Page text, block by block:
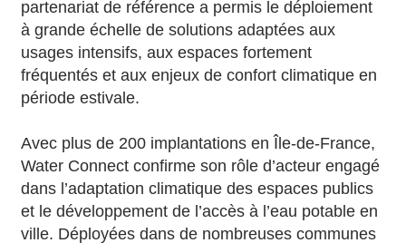
partenariat de référence a permis le déploiement
à grande échelle de solutions adaptées aux
usages intensifs, aux espaces fortement
fréquentés et aux enjeux de confort climatique en
période estivale.
Avec plus de 200 implantations en Île-de-France,
Water Connect confirme son rôle d’acteur engagé
dans l’adaptation climatique des espaces publics
et le développement de l’accès à l’eau potable en
ville. Déployées dans de nombreuses communes